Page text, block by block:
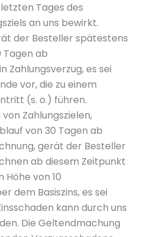
Tages des
an uns bewirkt.
der Besteller spätestens
Tagen ab
Zahlungsverzug, es sei
vor, die zu einem
(s. o.) führen.
Zahlungszielen,
von 30 Tagen ab
gerät der Besteller
ab diesem Zeitpunkt
Höhe von 10
dem Basiszins, es sei
kann durch uns
Die Geltendmachung